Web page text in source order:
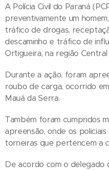
A Polícia Civil do Paraná
preventivamente um
tráfico de drogas,
descaminho e tráfico de
Ortigueira, na região
Durante a ação, foram
roubo de carga, ocorrido
Mauá da Serra.
Também foram cumpridos
apreensão, onde os
torneiras que pertencem a
De acordo com o delegado